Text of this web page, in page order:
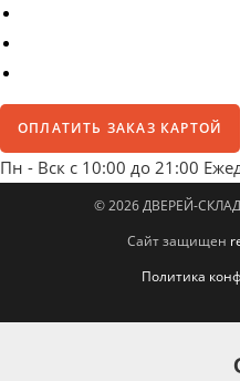
ОПЛАТИТЬ ЗАКАЗ КАРТОЙ
Пн - Вск с 10:00 до 21:00
© 2026 ДВЕРЕЙ-
Сайт защищен
Политика